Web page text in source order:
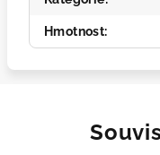
Hmotnost: